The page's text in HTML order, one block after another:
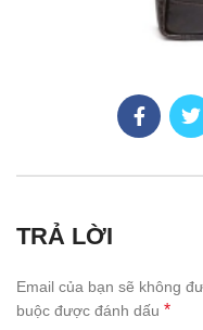
TRẢ LỜI
Email của bạn sẽ không
buộc được đánh dấu *